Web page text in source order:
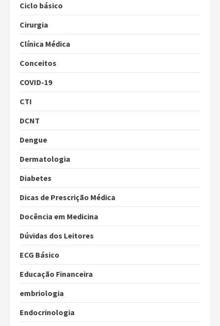
Ciclo básico
Cirurgia
Clínica Médica
Conceitos
COVID-19
CTI
DCNT
Dengue
Dermatologia
Diabetes
Dicas de Prescrição Médica
Docência em Medicina
Dúvidas dos Leitores
ECG Básico
Educação Financeira
embriologia
Endocrinologia